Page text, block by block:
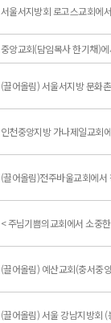
서울서지방회 로고스교회에
중앙교회(담임목사 한기채)
(끌어올림) 서울서지방 문화
인천중앙지방 가나제일교회
(끌어올림)전주바울교회에
< 주님기쁨의교회에서 소중
(끌어올림) 예산교회(충서중
(끌어올림) 서울 강남지방회